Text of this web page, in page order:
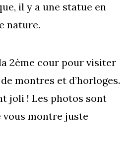
il y a une statue en
nature.
2ème cour pour visiter
montres et d’horloges.
joli ! Les photos sont
montre juste